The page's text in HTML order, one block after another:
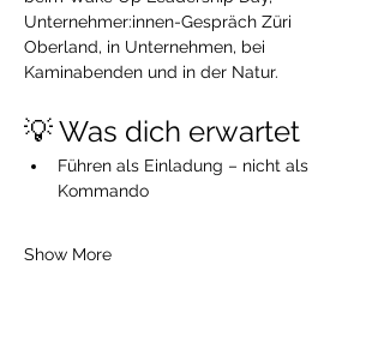
Unternehmer:innen-Gespräch Züri
Oberland, in Unternehmen, bei
Kaminabenden und in der Natur.
💡 Was dich erwartet
Führen als Einladung – nicht als
Kommando
Show More